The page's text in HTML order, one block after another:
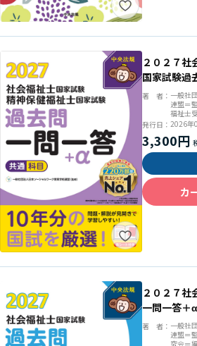
２０２７社
国家試験
科目
著 者： 一般社
連盟＝
福祉士
発行日： 2026年
3,300円
カ
２０２７社
一問一答
著 者： 一般社
連盟＝
究会＝